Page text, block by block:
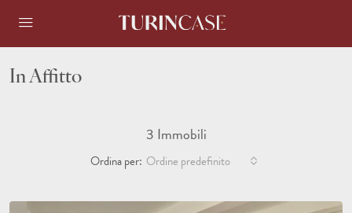
In Affitto
3 Immobili
Ordina per: Ordine predefinito